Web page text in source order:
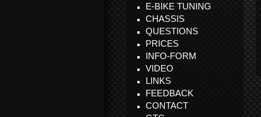
E-BIKE TUNING
CHASSIS
QUESTIONS
PRICES
INFO-FORM
VIDEO
LINKS
FEEDBACK
CONTACT